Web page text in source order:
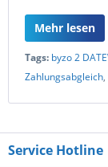
Mehr lesen
Tags: byzo 2
Zahlungsabgleich,
Service Hotline